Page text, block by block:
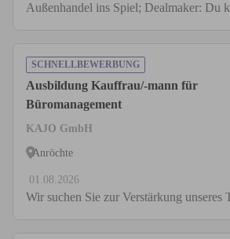
Außenhandel ins Spiel; Dealmaker: Du
SCHNELLBEWERBUNG
Ausbildung Kauffrau/-mann für
Büromanagement
KAJO GmbH
Anröchte
01.08.2026
Wir suchen Sie zur Verstärkung unseres